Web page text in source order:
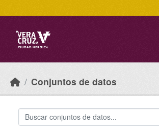
Conjuntos de datos